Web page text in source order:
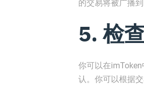
的交易将被广播到
5. 检
你可以在
认。你可以根据